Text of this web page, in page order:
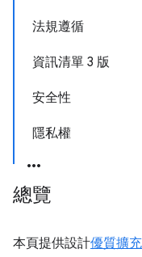
法規遵循
資訊清單 3 版
安全性
隱私權
總覽
本頁提供設計優質擴